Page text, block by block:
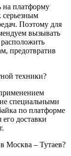
на платформу
серьезным
Поэтому для
вызывать
предотвратив
техники?
специальными
по платформе
доставки
Москва – Тутаев?